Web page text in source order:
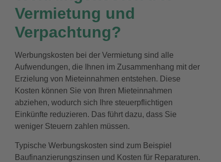
Vermietung und
Verpachtung?
Werbungskosten bei der Vermietung sind alle
Aufwendungen, die Ihnen im Zusammenhang mit der
Erzielung von Mieteinnahmen entstehen. Diese
Kosten können Sie von Ihren Mieteinnahmen
abziehen, wodurch sich Ihre steuerpflichtigen
Einkünfte reduzieren. Das führt dazu, dass Sie
weniger Steuern zahlen müssen.
Typische Werbungskosten sind zum Beispiel
Baufinanzierungszinsen und Kosten für Reparaturen.